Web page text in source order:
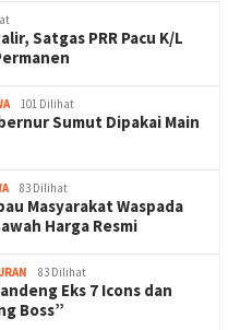
Satgas PRR Pacu K/L
101 Dilihat
Sumut Dipakai Main
83 Dilihat
Masyarakat Waspada
Harga Resmi
83 Dilihat
Eks 7 Icons dan
Boss”